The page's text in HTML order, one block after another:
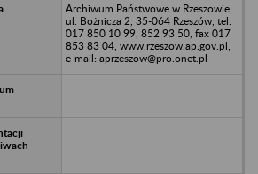
Archiwum Państwowe w Rzeszowie,
ul. Bożnicza 2, 35-064 Rzeszów, tel.
017 850 10 99, 852 93 50, fax 017
853 83 04, www.rzeszow.ap.gov.pl,
e-mail: aprzeszow@pro.onet.pl